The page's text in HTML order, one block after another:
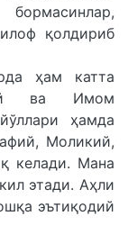
қолдириб
ҳам катта
ва Имом
ҳамда
Моликий,
келади. Мана
этади. Аҳли
эътиқодий